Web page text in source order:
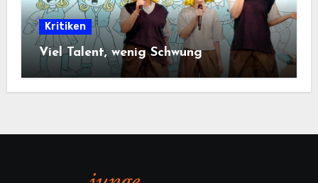
Kritiken
Viel Talent, wenig Schwung